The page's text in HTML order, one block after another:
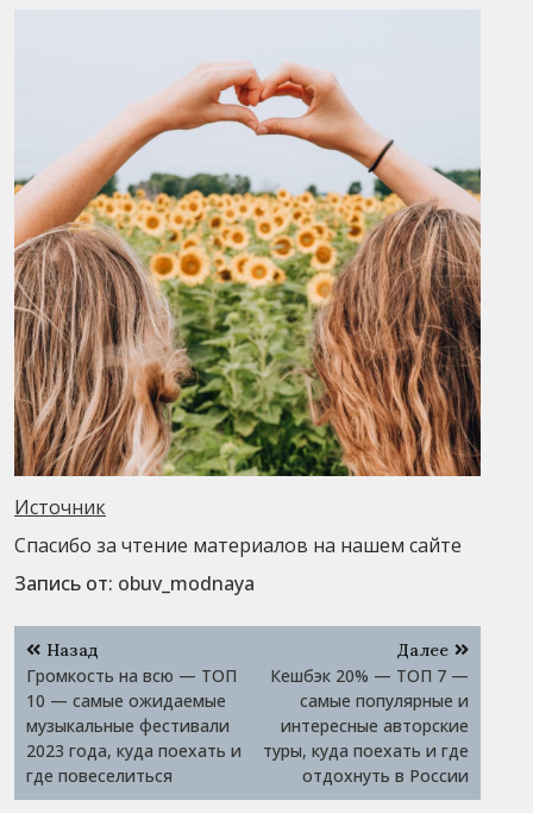
Источник
Спасибо за чтение материалов на нашем сайте
Запись от: obuv_modnaya
Навигация
по
записям
Назад
Громкость на всю — ТОП
10 — самые ожидаемые
музыкальные фестивали
2023 года, куда поехать и
где повеселиться
Далее
Кешбэк 20% — ТОП 7 —
самые популярные и
интересные авторские
туры, куда поехать и где
отдохнуть в России